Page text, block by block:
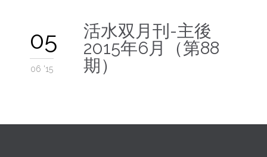
05
06 '15
活水双月刊-主後
2015年6月（第88
期）